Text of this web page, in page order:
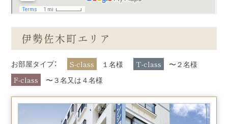
伊勢佐木町エリア
お部屋タイプ： S-class １名様 T-class 〜２名様
F-class 〜３名又は４名様